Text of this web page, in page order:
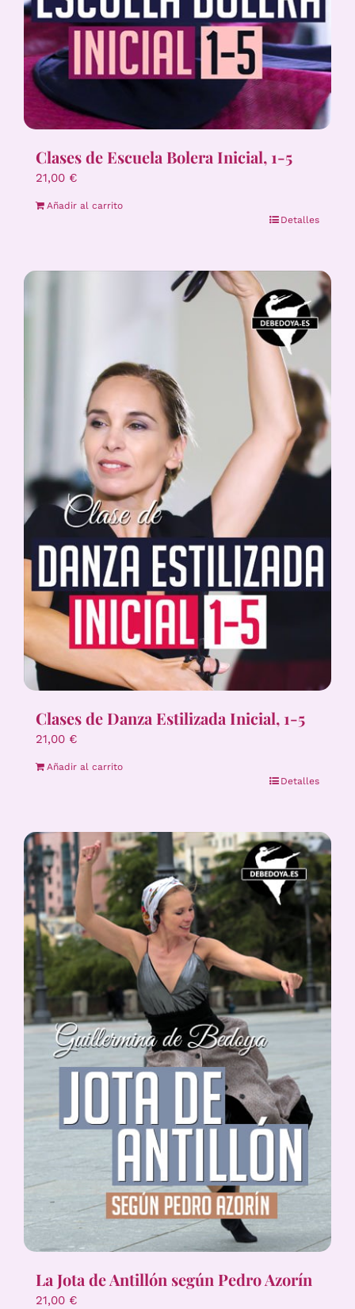
Clases de Escuela Bolera Inicial, 1-5
21,00 €
Añadir al carrito
Detalles
Clases de Danza Estilizada Inicial, 1-5
21,00 €
Añadir al carrito
Detalles
La Jota de Antillón según Pedro Azorín
21,00 €